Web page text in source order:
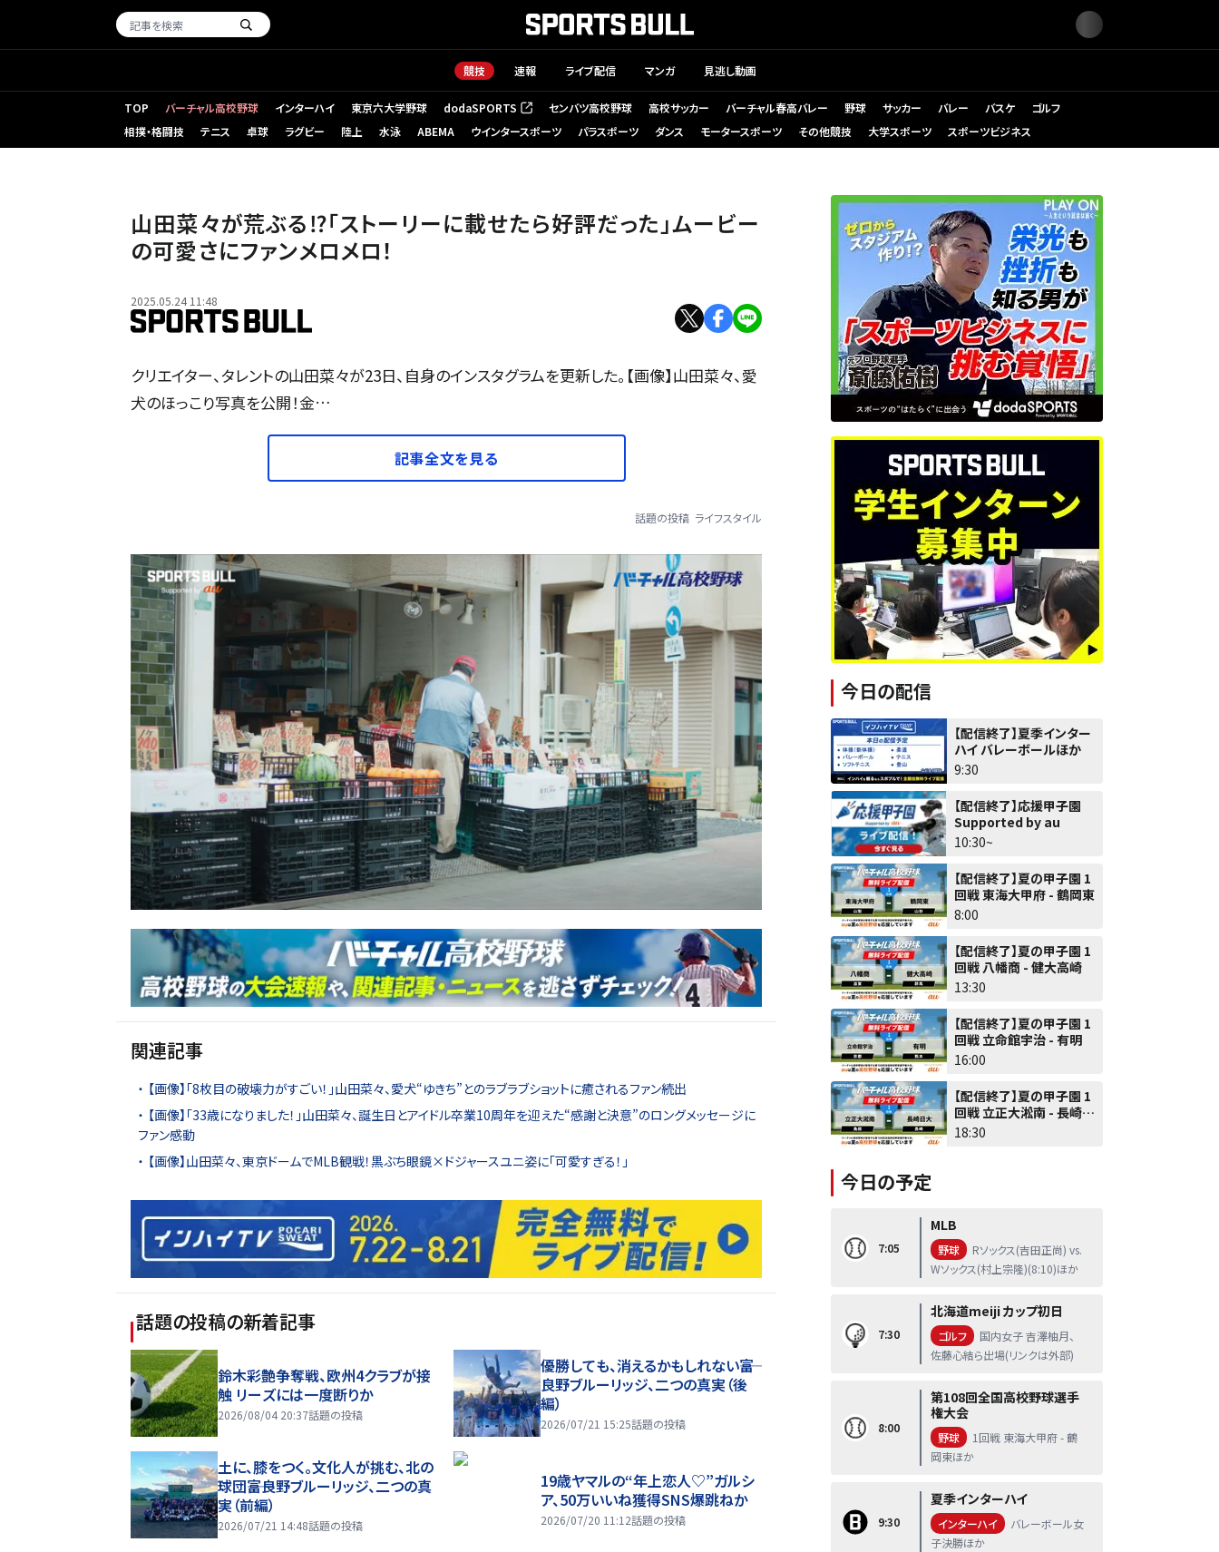
競技 速報 ライブ配信 マンガ 見逃し動画
TOP バーチャル高校野球 インターハイ 東京六大学野球 dodaSPORTS
（新しいタブで開く） センバツ高校野球 高校サッカー バーチャル春高バレー 野球 サッカー バレー バスケ
ゴルフ
相撲・格闘技
テニス 卓球 ラグビー 陸上 水泳 ABEMA ウインタースポーツ パラスポーツ ダンス モータースポーツ その他競技 大学スポーツ スポーツビジネス
山田菜々が荒ぶる⁉「ストーリーに載せたら好評だった」ムービー
の可愛さにファンメロメロ！
2025.05.24 11:48
クリエイター、タレントの山田菜々が23日、自身のインスタグラムを更新した。【画像】山田菜々、愛
犬のほっこり写真を公開！金…
記事全文を見る
話題の投稿 ライフスタイル
関連記事
【画像】「8枚目の破壊力がすごい！」山田菜々、愛犬“ゆきち”とのラブラブショットに癒されるファン続出
【画像】「33歳になりました！」山田菜々、誕生日とアイドル卒業10周年を迎えた“感謝と決意”のロングメッセージに
ファン感動
【画像】山田菜々、東京ドームでMLB観戦！黒ぶち眼鏡×ドジャースユニ姿に「可愛すぎる！」
話題の投稿の新着記事
鈴木彩艶争奪戦、欧州4クラブが接
触 リーズには一度断りか
2026/08/04 20:37話題の投稿
優勝しても、消えるかもしれない――富
良野ブルーリッジ、二つの真実（後
編）
2026/07/21 15:25話題の投稿
土に、膝をつく。文化人が挑む、北の
球団――富良野ブルーリッジ、二つの真
実（前編）
2026/07/21 14:48話題の投稿
19歳ヤマルの“年上恋人♡”ガルシ
ア、50万いいね獲得SNS爆跳ねか
2026/07/20 11:12話題の投稿
今日の配信
【配信終了】夏季インター
ハイ バレーボールほか
9:30
【配信終了】応援甲子園
Supported by au
10:30~
【配信終了】夏の甲子園 1
回戦 東海大甲府 - 鶴岡東
8:00
【配信終了】夏の甲子園 1
回戦 八幡商 - 健大高崎
13:30
【配信終了】夏の甲子園 1
回戦 立命館宇治 - 有明
16:00
【配信終了】夏の甲子園 1
回戦 立正大淞南 - 長崎日
大
18:30
今日の予定
7:05
MLB
野球
Rソックス(吉田正尚) vs.
Wソックス(村上宗隆)(8:10)ほか
7:30
北海道meiji カップ初日
ゴルフ
国内女子 吉澤柚月、
佐藤心結ら出場(リンクは外部)
8:00
第108回全国高校野球選手
権大会
野球
1回戦 東海大甲府 - 鶴
岡東ほか
9:30
夏季インターハイ
インターハイ
バレーボール女
子決勝ほか